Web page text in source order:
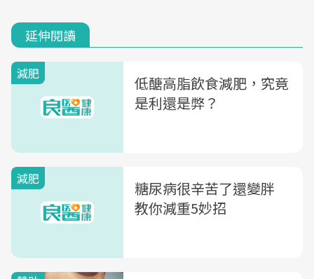
延伸閱讀
減肥
低醣高脂飲食減肥，究竟
是利還是弊？
減肥
糖尿病很辛苦了還變胖
教你減重5妙招